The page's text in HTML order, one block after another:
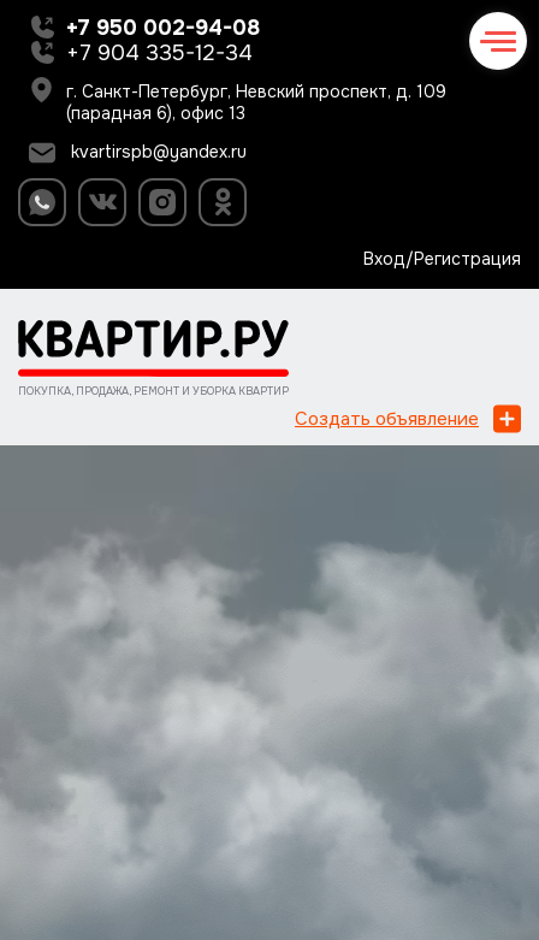
+7 950 002-94-08
+7 904 335-12-34
г. Санкт-Петербург, Невский проспект, д. 109
(парадная 6), офис 13
kvartirspb@yandex.ru
Вход/Регистрация
ПОКУПКА, ПРОДАЖА, РЕМОНТ И УБОРКА КВАРТИР
Создать объявление